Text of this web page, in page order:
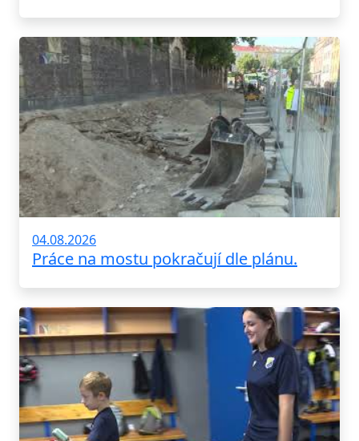
04.08.2026
Práce na mostu pokračují dle plánu.